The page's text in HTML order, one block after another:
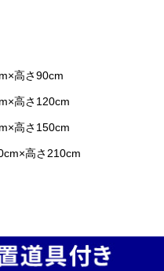
高さ90cm
高さ120cm
高さ150cm
高さ210cm